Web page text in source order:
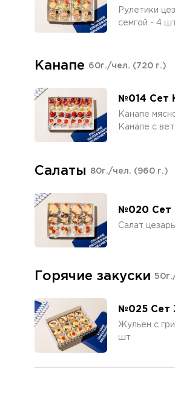
Рулетики
семгой - 4
Канапе 60г./чел. (720 г.)
№014 Сет
Канапе
Канапе с
Салаты 80г./чел. (960 г.)
№020 Сет
Салат
Горячие закуски
№025 Сет
Жульен с
шт